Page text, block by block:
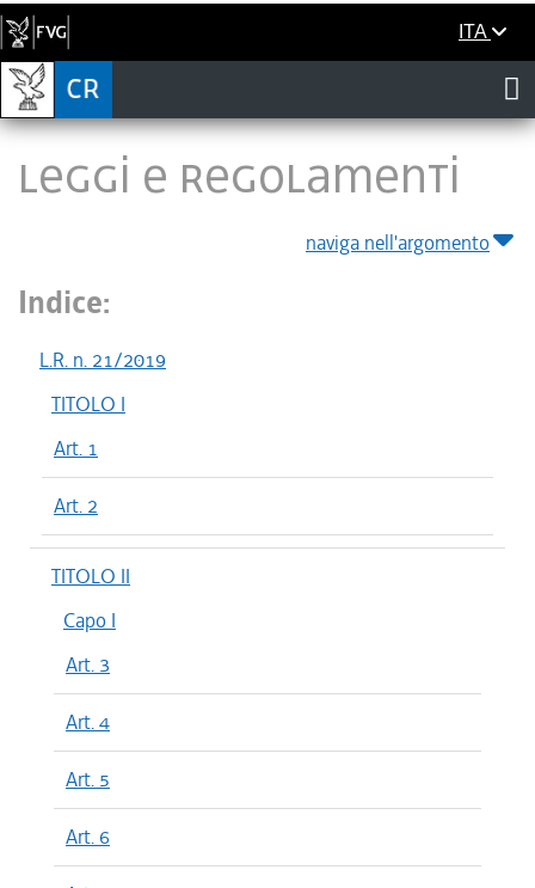
ITA
LEGGI E REGOLAMENTI
naviga nell'argomento
Indice:
L.R. n. 21/2019
TITOLO I
Art. 1
Art. 2
TITOLO II
Capo I
Art. 3
Art. 4
Art. 5
Art. 6